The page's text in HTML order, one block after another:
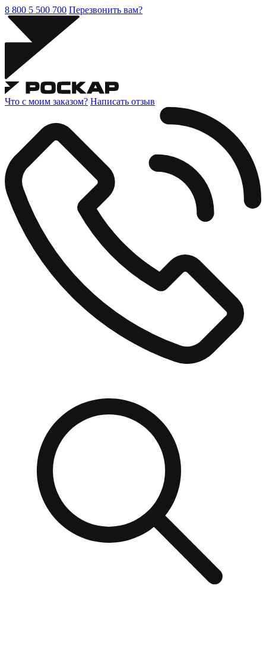
8 800 5 500 700 Перезвонить вам?
Что с моим заказом? Написать отзыв